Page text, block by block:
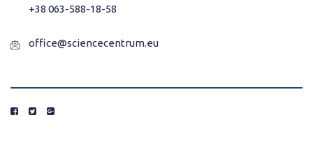
+38 063-588-18-58
office@sciencecentrum.eu